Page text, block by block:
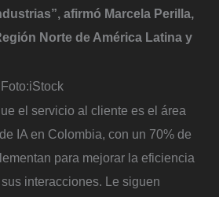
afirmó Marcela Perilla,
Norte de América Latina y
Foto:iStock
el servicio al cliente es el área
IA en Colombia, con un 70% de
para mejorar la eficiencia
interacciones. Le siguen